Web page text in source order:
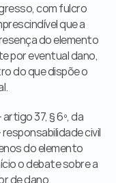
com fulcro
que a
do elemento
por eventual dano,
do que dispõe o
37, § 6º, da
civil
do elemento
o debate sobre a
de dano.